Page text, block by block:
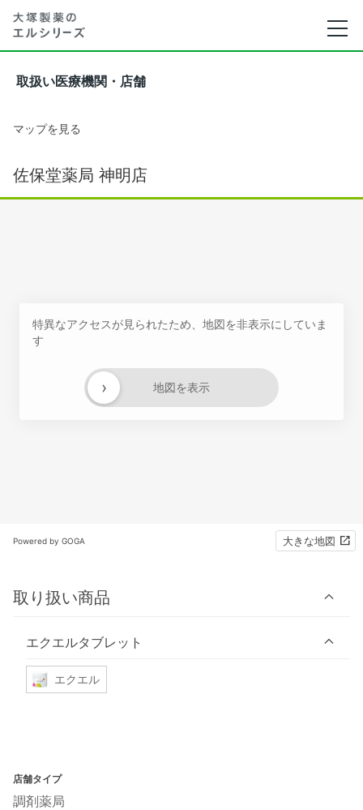
取扱い医療機関・店舗
マップを見る
佐保堂薬局 神明店
特異なアクセスが見られたため、地図を非表示にしていま
す
地図を表示
›
Powered by GOGA 大きな地図
取り扱い商品
エクエルタブレット
エクエル
店舗タイプ
調剤薬局